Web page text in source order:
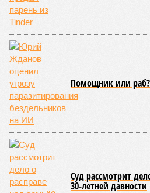
Помощник или раб?
Суд рассмотрит
30-летней давности